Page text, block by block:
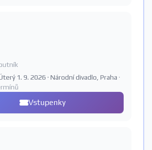
1. 9. 2026 · Národní divadlo, Praha ·
Vstupenky